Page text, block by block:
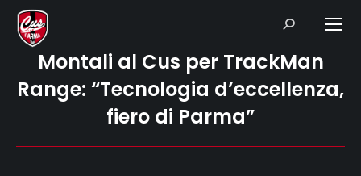
Search:
Montali al Cus per TrackMan
Range: “Tecnologia d’eccellenza,
fiero di Parma”